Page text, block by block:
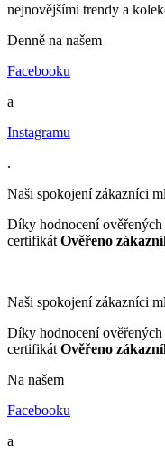
nejnovějšími trendy a
Denně na našem
Facebooku
a
Instagramu
.
Naši spokojení zákazníci
Díky hodnocení
certifikát Ověřeno
Naši spokojení zákazníci
Díky hodnocení
certifikát Ověřeno
Na našem
Facebooku
a